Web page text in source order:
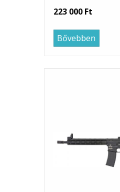
223 000 Ft
Bővebben